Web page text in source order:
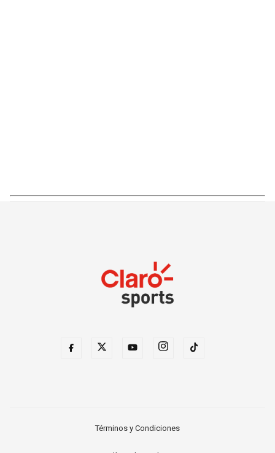
Términos y Condiciones